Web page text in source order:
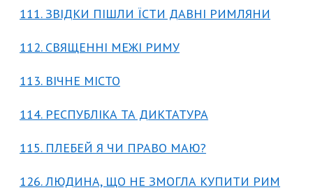
111. ЗВІДКИ ПІШЛИ ЇСТИ ДАВНІ РИМЛЯНИ
112. СВЯЩЕННІ МЕЖІ РИМУ
113. ВІЧНЕ МІСТО
114. РЕСПУБЛІКА ТА ДИКТАТУРА
115. ПЛЕБЕЙ Я ЧИ ПРАВО МАЮ?
126. ЛЮДИНА, ЩО НЕ ЗМОГЛА КУПИТИ РИМ